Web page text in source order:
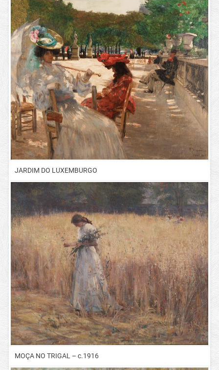
JARDIM DO LUXEMBURGO
MOÇA NO TRIGAL – c.1916